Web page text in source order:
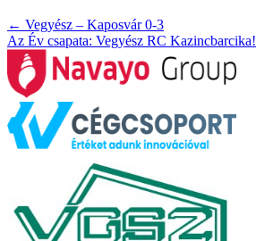
← Vegyész – Kaposvár 0-3
Az Év csapata: Vegyész RC Kazincbarcika!